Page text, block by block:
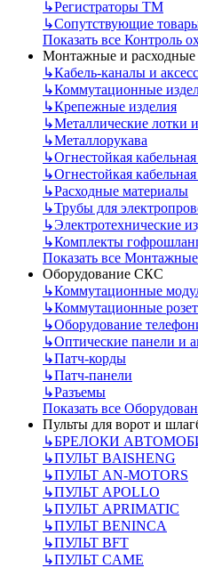
↳Регистраторы ТМ
↳Сопутствующие
Показать все Контроль
Монтажные и расходные
↳Кабель-каналы и
↳Коммутационные
↳Крепежные изделия
↳Металлические лотки
↳Металлорукава
↳Огнестойкая
↳Огнестойкая
↳Расходные материалы
↳Трубы для
↳Электротехнические
↳Комплекты
Показать все
Оборудование СКС
↳Коммутационные
↳Коммутационные
↳Оборудование
↳Оптические панели и
↳Патч-корды
↳Патч-панели
↳Разъемы
Показать все
Пульты для ворот и
↳БРЕЛОКИ
↳ПУЛЬТ BAISHENG
↳ПУЛЬТ AN-MOTORS
↳ПУЛЬТ APOLLO
↳ПУЛЬТ APRIMATIC
↳ПУЛЬТ BENINCA
↳ПУЛЬТ BFT
↳ПУЛЬТ CAME